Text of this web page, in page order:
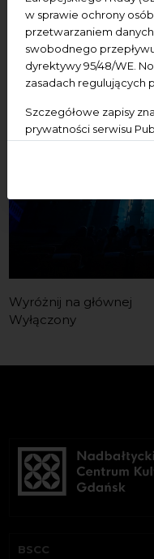
w sprawie ochrony
przetwarzaniem
swobodnego
dyrektywy 95/48/WE.
zasadach regulujących
Szczegółowe zapisy
prywatności serwisu
dane są przetwarzane
zwiedzających. Za
zobaczenia wkrótce!
Wyróżnij na głównej
Wyłączony
BSCC